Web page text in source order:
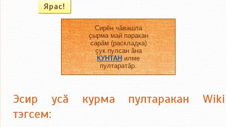
Сирӗн чӑвашла
ҫырма май паракан
сарӑм (раскладка)
ҫук пулсан ӑна
КУНТАН илме
пултаратӑр.
Эсир усӑ курма пултаракан Wiki
тэгсем: